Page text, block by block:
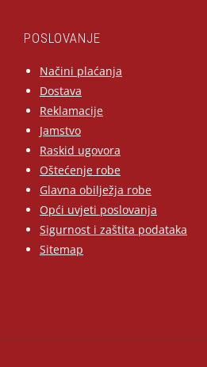
POSLOVANJE
Načini plaćanja
Dostava
Reklamacije
Jamstvo
Raskid ugovora
Oštećenje robe
Glavna obilježja robe
Opći uvjeti poslovanja
Sigurnost i zaštita podataka
Sitemap